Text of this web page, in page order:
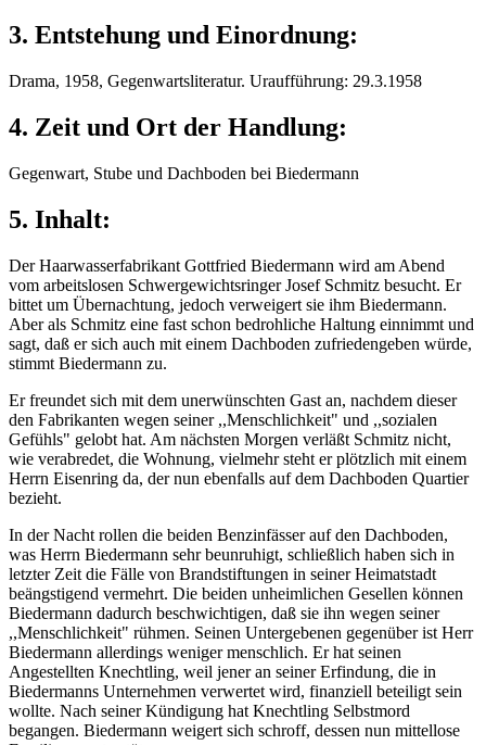
3. Entstehung und Einordnung:
Drama, 1958, Gegenwartsliteratur. Uraufführung: 29.3.1958
4. Zeit und Ort der Handlung:
Gegenwart, Stube und Dachboden bei Biedermann
5. Inhalt:
Der Haarwasserfabrikant Gottfried Biedermann wird am Abend
vom arbeitslosen Schwergewichtsringer Josef Schmitz besucht. Er
bittet um Übernachtung, jedoch verweigert sie ihm Biedermann.
Aber als Schmitz eine fast schon bedrohliche Haltung einnimmt und
sagt, daß er sich auch mit einem Dachboden zufriedengeben würde,
stimmt Biedermann zu.
Er freundet sich mit dem unerwünschten Gast an, nachdem dieser
den Fabrikanten wegen seiner ,,Menschlichkeit" und ,,sozialen
Gefühls" gelobt hat. Am nächsten Morgen verläßt Schmitz nicht,
wie verabredet, die Wohnung, vielmehr steht er plötzlich mit einem
Herrn Eisenring da, der nun ebenfalls auf dem Dachboden Quartier
bezieht.
In der Nacht rollen die beiden Benzinfässer auf den Dachboden,
was Herrn Biedermann sehr beunruhigt, schließlich haben sich in
letzter Zeit die Fälle von Brandstiftungen in seiner Heimatstadt
beängstigend vermehrt. Die beiden unheimlichen Gesellen können
Biedermann dadurch beschwichtigen, daß sie ihn wegen seiner
,,Menschlichkeit" rühmen. Seinen Untergebenen gegenüber ist Herr
Biedermann allerdings weniger menschlich. Er hat seinen
Angestellten Knechtling, weil jener an seiner Erfindung, die in
Biedermanns Unternehmen verwertet wird, finanziell beteiligt sein
wollte. Nach seiner Kündigung hat Knechtling Selbstmord
begangen. Biedermann weigert sich schroff, dessen nun mittellose